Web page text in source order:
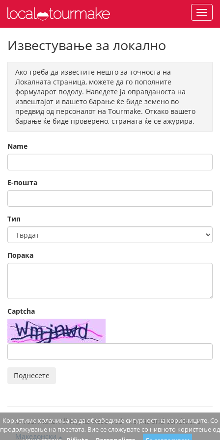
Известување за локално
Ако треба да известите нешто за точноста на
Локалната страница, можете да го пополните
формуларот подолу. Наведете ја оправданоста на
извештајот и вашето барање ќе биде земено во
предвид од персоналот на Tourmake. Откако вашето
барање ќе биде проверено, страната ќе се ажурира.
Name
Е-пошта
Тип
Порака
Captcha
Поднесете
© Tourmake. All Rights Reserved -Terms and conditions
Македонски
Користиме колачиња за да обезбедиме сигурност на корисниците. Со
продолжување на посетата, Вие се сложувате со нивното користење од